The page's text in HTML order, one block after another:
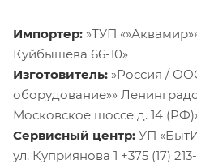
Импортер: »ТУП
Куйбышева 66-10»
Изготовитель: »Россия /
оборудование»»
Московское шоссе д. 14
Сервисный центр: УП
ул. Куприянова 1 +375 (17)